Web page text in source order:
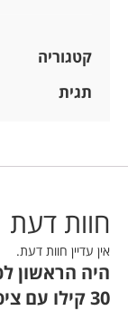
קטגוריה
תגית
חוות דעת
אין עדיין חוות דעת.
היה הראשון
30 קילו עם ציפוי ABS וסוגרי קפיצים”